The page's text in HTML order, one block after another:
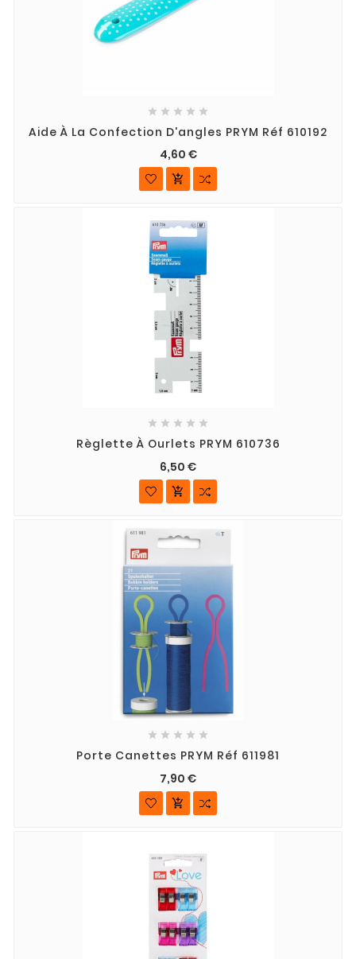
    
Aide À La Confection D'angles PRYM Réf 610192
4,60 €

    
Règlette À Ourlets PRYM 610736
6,50 €

    
Porte Canettes PRYM Réf 611981
7,90 €
